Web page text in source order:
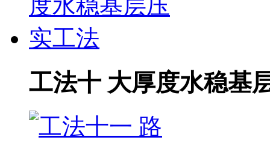
工法十 大厚度水稳基